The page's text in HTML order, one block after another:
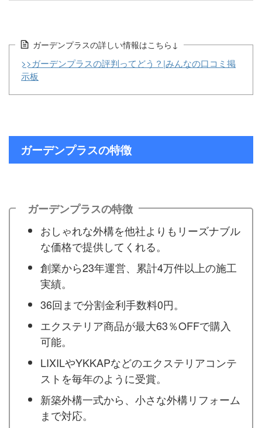
ガーデンプラスの詳しい情報はこちら↓
>>ガーデンプラスの評判ってどう？|みんなの口コミ掲
示板
ガーデンプラスの特徴
ガーデンプラスの特徴
おしゃれな外構を他社よりもリーズナブル
な価格で提供してくれる。
創業から23年運営、累計4万件以上の施工
実績。
36回まで分割金利手数料0円。
エクステリア商品が最大63％OFFで購入
可能。
LIXILやYKKAPなどのエクステリアコンテ
ストを毎年のように受賞。
新築外構一式から、小さな外構リフォーム
まで対応。